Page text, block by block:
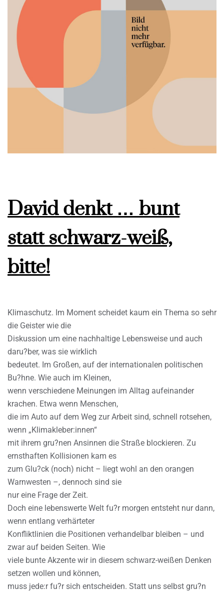
David denkt … bunt
statt schwarz-weiß,
bitte!
Klimaschutz. Im Moment scheidet kaum ein Thema so sehr
die Geister wie die
Diskussion um eine nachhaltige Lebensweise und auch
daru?ber, was sie wirklich
bedeutet. Im Großen, auf der internationalen politischen
Bu?hne. Wie auch im Kleinen,
wenn verschiedene Meinungen im Alltag aufeinander
krachen. Etwa wenn Menschen,
die im Auto auf dem Weg zur Arbeit sind, schnell rotsehen,
wenn „Klimakleber:innen“
mit ihrem gru?nen Ansinnen die Straße blockieren. Zu
ernsthaften Kollisionen kam es
zum Glu?ck (noch) nicht – liegt wohl an den orangen
Warnwesten –, dennoch sind sie
nur eine Frage der Zeit.
Doch eine lebenswerte Welt fu?r morgen entsteht nur dann,
wenn entlang verhärteter
Konfliktlinien die Positionen verhandelbar bleiben – und
zwar auf beiden Seiten. Wie
viele bunte Akzente wir in diesem schwarz-weißen Denken
setzen wollen und können,
muss jede:r fu?r sich entscheiden. Statt uns selbst gru?n